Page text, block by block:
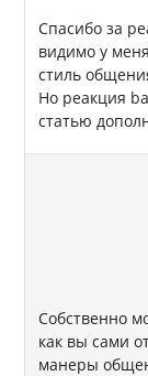
Спасибо за
видимо у
стиль
Но реакция
статью
Собственно
как вы сами
манеры